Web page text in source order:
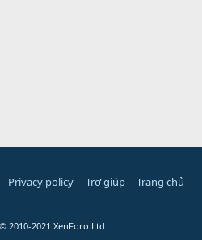
Privacy policy Trợ giúp Trang chủ
© 2010-2021 XenForo Ltd.